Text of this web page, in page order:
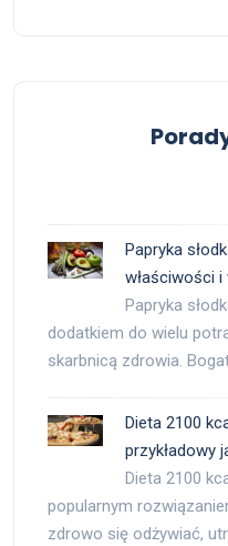
Papryka
właściwości
Papryka
dodatkiem do wielu
skarbnicą zdrowia.
Dieta 2100
przykładowy
Dieta 2100
popularnym
zdrowo się odżywiać,